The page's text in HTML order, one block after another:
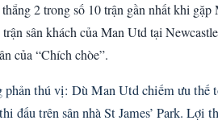
2 trong số 10 trận gần nhất khi
sân khách của Man Utd tại
của “Chích chòe”.
thú vị: Dù Man Utd chiếm ưu thế
đấu trên sân nhà St James’ Park. Lợi